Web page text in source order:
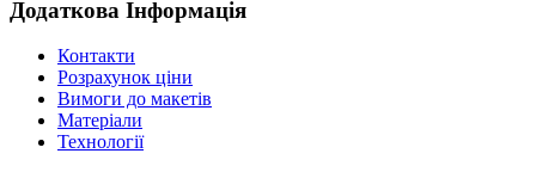
Додаткова Інформація
Контакти
Розрахунок ціни
Вимоги до макетів
Матеріали
Технології